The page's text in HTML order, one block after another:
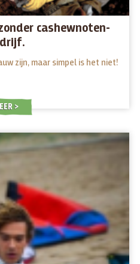
cashewnoten-
zijn, maar simpel is het niet!